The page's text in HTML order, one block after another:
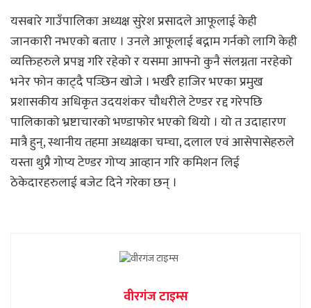
यसबारे गाउँपालिका अध्यक्ष सुरेश प्रसादले आफूलाई केही
जानकारी नभएको बताए । उनले आफूलाई बद्नाम गर्नको लागि केही
व्यक्तिहरुले प्रपञ्च गरि रहेको र यसमा आफ्नो कुनै संलग्नता नरहेको
भनेर फोन काट्दै पञ्छिन खोजे । भर्खरै हाजिर भएका प्रमुख
प्रशासकीय अधिकृत उदयशंकर चौधरीले टेण्डर रद्द गरेपछि
पालिकाको भ्रष्टाचारको भण्डाफोर भएको थियो । यो त उदाहारण
मात्रै हुन्, स्थानीय तहमा अध्यक्षका चम्चा, दलाल एवं आसेपासेहरुले
यस्ता थुप्रै गोप्य टेण्डर गोप्य आव्हान गरि कमिशन लिई
ठेकेदारहरुलाई बजेट दिने गरेका छन् ।
वीरगंज टाइम्स